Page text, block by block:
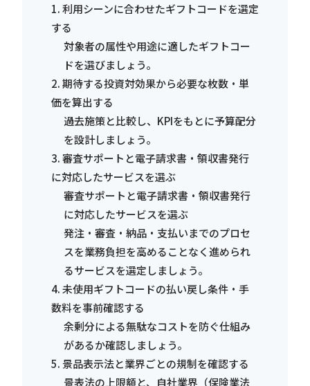
1. 利用シーンに合わせたギフトコードを選定
する
対象者の属性や用途に適したギフトコー
ドを選びましょう。
2. 期待する投資対効果から必要な枚数・単
価を算出する
過去施策と比較し、KPIをもとに予算配分
を設計しましょう。
3. 審査サポートと電子請求書・領収書発行
に対応したサービスを選ぶ
審査サポートと電子請求書・領収書発行
に対応したサービスを選ぶ
発注・審査・納品・支払いまでのプロセ
スを業務負担を高めることなく進められ
るサービスを選定しましょう。
4. 未使用ギフトコードの払い戻し条件・手
数料を事前確認する
余剰分による無駄なコストを防ぐ仕組み
があるか確認しましょう。
5. 景品表示法と業界ごとの規制を確認する
景表法の上限額と、自社業界（保険業法